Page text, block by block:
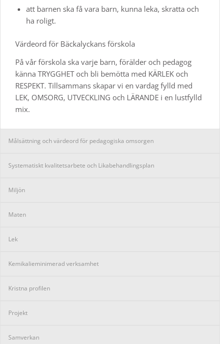
att barnen ska få vara barn, kunna leka, skratta och
ha roligt.
Värdeord för Bäckalyckans förskola
På vår förskola ska varje barn, förälder och pedagog
känna TRYGGHET och bli bemötta med KÄRLEK och
RESPEKT. Tillsammans skapar vi en vardag fylld med
LEK, OMSORG, UTVECKLING och LÄRANDE i en lustfylld
mix.
Målsättning och värdeord för pedagogiska omsorgen
Systematiskt kvalitetsarbete och Likabehandlingsplan
Miljön
Maten
Lek
Kemikalieminimerad verksamhet
Kristna profilen
Projekt
Samverkan